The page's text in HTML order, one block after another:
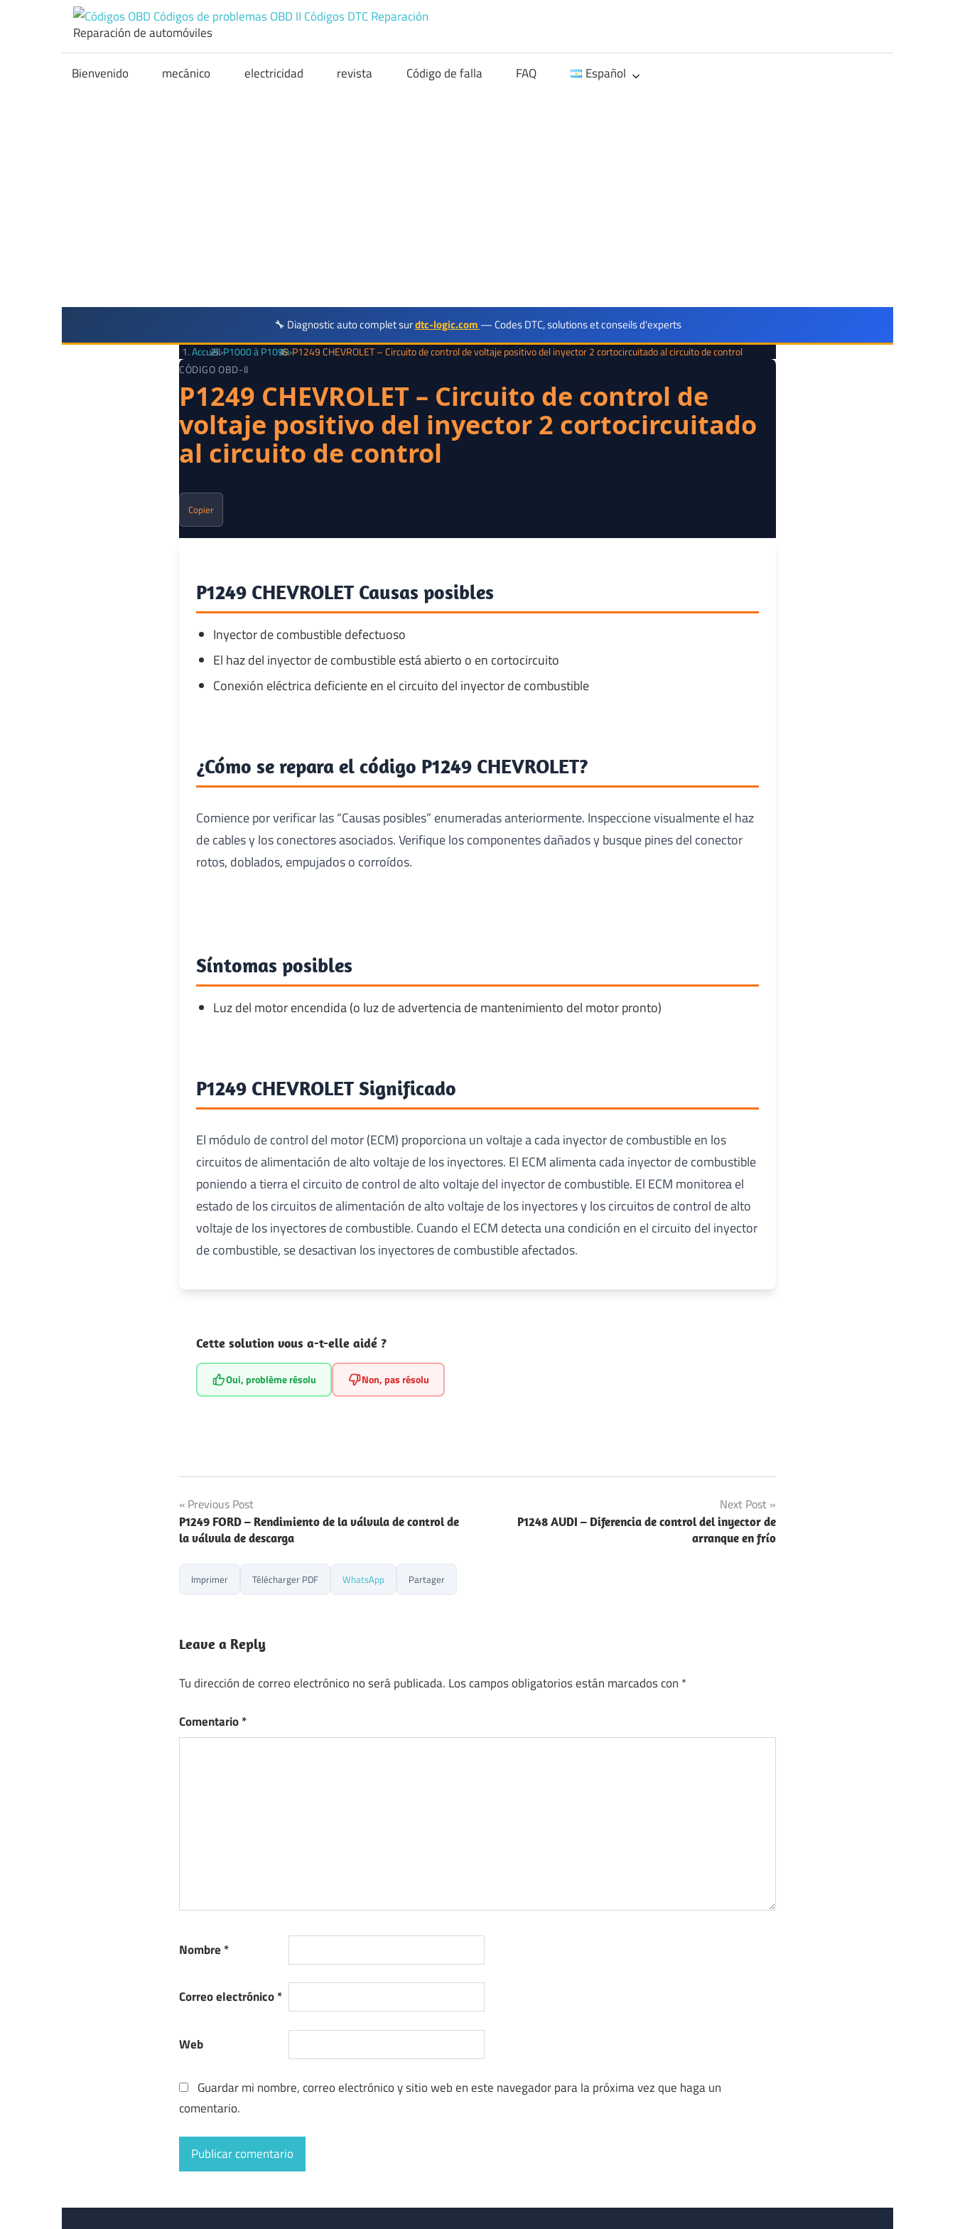
Skip
content
OBD
Códigos
Reparación
Reparación de automóviles
Bienvenido mecánico electricidad revista Código de falla FAQ Español
🔧 Diagnostic auto complet surdtc-logic.com — Codes DTC, solutions et conseils d'experts
Accueil›P1000 à P1099›P1249 CHEVROLET – Circuito de control de voltaje positivo del inyector 2 cortocircuitado al circuito de control
CÓDIGO OBD-II
P1249 CHEVROLET – Circuito de control de
voltaje positivo del inyector 2 cortocircuitado
al circuito de control
Copier
P1249 CHEVROLET Causas posibles
Inyector de combustible defectuoso
El haz del inyector de combustible está abierto o en cortocircuito
Conexión eléctrica deficiente en el circuito del inyector de combustible
¿Cómo se repara el código P1249 CHEVROLET?
Comience por verificar las “Causas posibles” enumeradas anteriormente. Inspeccione visualmente el haz
de cables y los conectores asociados. Verifique los componentes dañados y busque pines del conector
rotos, doblados, empujados o corroídos.
Síntomas posibles
Luz del motor encendida (o luz de advertencia de mantenimiento del motor pronto)
P1249 CHEVROLET Significado
El módulo de control del motor (ECM) proporciona un voltaje a cada inyector de combustible en los
circuitos de alimentación de alto voltaje de los inyectores. El ECM alimenta cada inyector de combustible
poniendo a tierra el circuito de control de alto voltaje del inyector de combustible. El ECM monitorea el
estado de los circuitos de alimentación de alto voltaje de los inyectores y los circuitos de control de alto
voltaje de los inyectores de combustible. Cuando el ECM detecta una condición en el circuito del inyector
de combustible, se desactivan los inyectores de combustible afectados.
Cette solution vous a-t-elle aidé ?
Oui, problème résolu Non, pas résolu
Navegación
de
entradas
Previous Post
P1249 FORD – Rendimiento de la válvula de control de
la válvula de descarga
Next Post
P1248 AUDI – Diferencia de control del inyector de
arranque en frío
Imprimer Télécharger PDF WhatsApp Partager
Leave a Reply
Tu dirección de correo electrónico no será publicada. Los campos obligatorios están marcados con *
Comentario*
Nombre *
Correo electrónico*
Web
Guardar mi nombre, correo electrónico y sitio web en este navegador para la próxima vez que haga un
comentario.